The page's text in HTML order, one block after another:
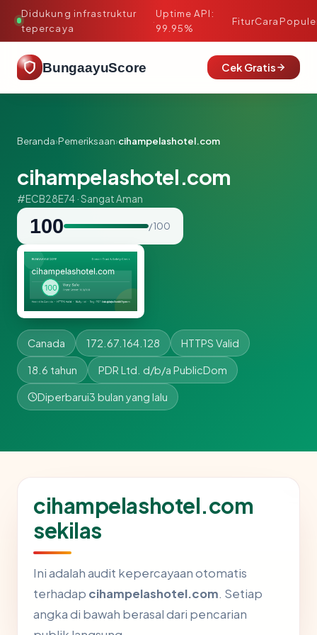
Didukung infrastruktur
tepercaya
·
Uptime API:
99.95%
FiturCara
BungaayuScore Cek Gratis
Beranda›Pemeriksaan›cihampelashotel.com
cihampelashotel.com
#ECB28E74 · Sangat Aman
100 / 100
Canada 172.67.164.128 HTTPS Valid
18.6 tahun PDR Ltd. d/b/a PublicDom
Diperbarui3 bulan yang lalu
cihampelashotel.com
sekilas
Ini adalah audit kepercayaan otomatis
terhadap cihampelashotel.com. Setiap
angka di bawah berasal dari pencarian